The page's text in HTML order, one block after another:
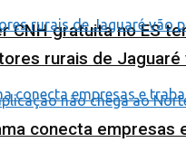
CNH gratuita no ES
rurais de
conecta